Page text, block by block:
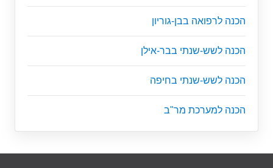
הכנה לרפואה בבן-גוריון
הכנה לשש-שנתי בבר-אילן
הכנה לשש-שנתי בחיפה
הכנה למערכת מר"ב